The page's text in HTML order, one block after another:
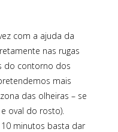
com a ajuda da
nas rugas
do contorno dos
mais
das olheiras – se
oval do rosto).
minutos basta dar